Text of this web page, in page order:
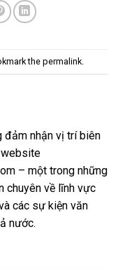
the permalink.
đảm nhận vị trí biên
– một trong những
chuyên về lĩnh vực
các sự kiện văn
nước.